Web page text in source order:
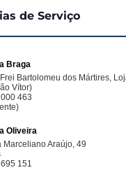
de Serviço